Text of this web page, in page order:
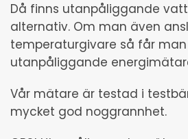
Då finns utanpåliggande
alternativ. Om man även
temperaturgivare så får
utanpåliggande
Vår mätare är testad i
mycket god noggrannhet.